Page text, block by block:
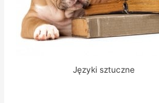
Języki sztuczne